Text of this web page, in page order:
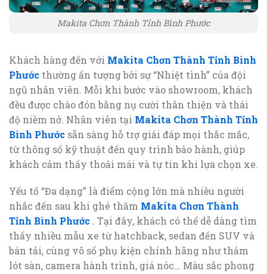
Makita Chơn Thành Tỉnh Bình Phước
Khách hàng đến với Makita Chơn Thành Tỉnh Bình
Phước thường ấn tượng bởi sự “Nhiệt tình” của đội
ngũ nhân viên. Mỗi khi bước vào showroom, khách
đều được chào đón bằng nụ cười thân thiện và thái
độ niềm nở. Nhân viên tại Makita Chơn Thành Tỉnh
Bình Phước sẵn sàng hỗ trợ giải đáp mọi thắc mắc,
từ thông số kỹ thuật đến quy trình bảo hành, giúp
khách cảm thấy thoải mái và tự tin khi lựa chọn xe.
Yếu tố “Đa dạng” là điểm cộng lớn mà nhiều người
nhắc đến sau khi ghé thăm Makita Chơn Thành
Tỉnh Bình Phước . Tại đây, khách có thể dễ dàng tìm
thấy nhiều mẫu xe từ hatchback, sedan đến SUV và
bán tải, cùng vô số phụ kiện chính hãng như thảm
lót sàn, camera hành trình, giá nóc… Màu sắc phong